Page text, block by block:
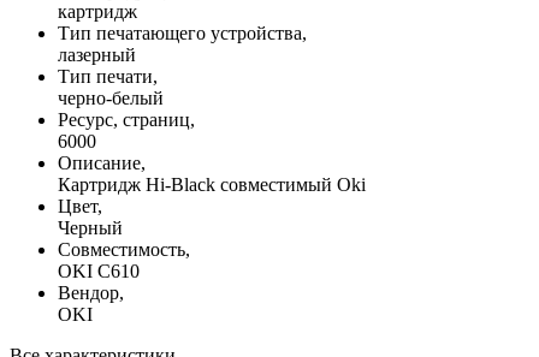
картридж
Тип печатающего устройства,
лазерный
Тип печати,
черно-белый
Ресурс, страниц,
6000
Описание,
Картридж Hi-Black совместимый Oki
Цвет,
Черный
Совместимость,
OKI C610
Вендор,
OKI